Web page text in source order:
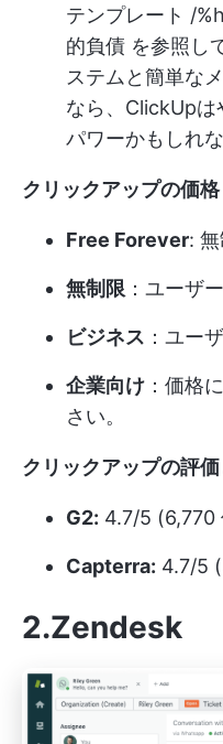
テンプレート /
的負債 を参照し
ステムと簡単な
なら、ClickUpは
パワーかもしれな
クリックアップの価格
Free Forever: 無
無制限 ：ユーザ
ビジネス ：ユー
企業向け ：価格
さい。
クリックアップの評
G2: 4.7/5 (6,770
Capterra: 4.7/5
2.Zendesk